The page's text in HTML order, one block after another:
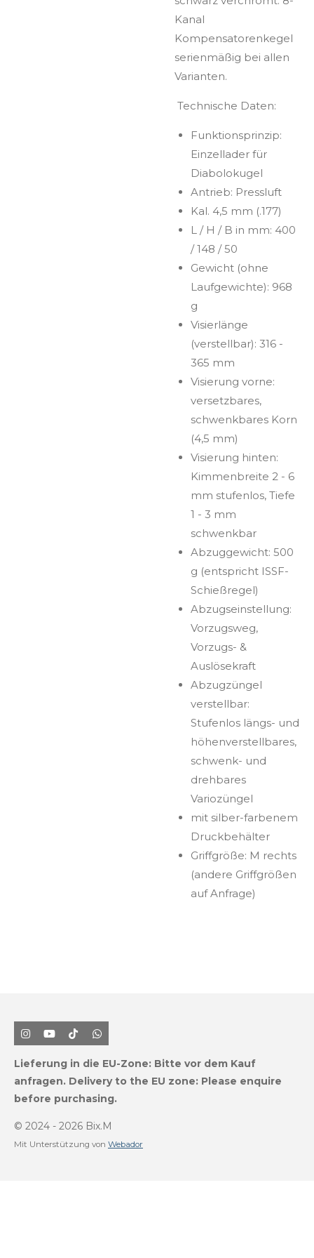
Kanal
Kompensatorenkegel
serienmäßig bei allen
Varianten.
Technische Daten:
Funktionsprinzip:
Einzellader für
Diabolokugel
Antrieb: Pressluft
Kal. 4,5 mm (.177)
L / H / B in mm: 400
/ 148 / 50
Gewicht (ohne
Laufgewichte): 968
g
Visierlänge
(verstellbar): 316 -
365 mm
Visierung vorne:
versetzbares,
schwenkbares Korn
(4,5 mm)
Visierung hinten:
Kimmenbreite 2 - 6
mm stufenlos, Tiefe
1 - 3 mm
schwenkbar
Abzuggewicht: 500
g (entspricht ISSF-
Schießregel)
Abzugseinstellung:
Vorzugsweg,
Vorzugs- &
Auslösekraft
Abzugzüngel
verstellbar:
Stufenlos längs- und
höhenverstellbares,
schwenk- und
drehbares
Variozüngel
mit silber-farbenem
Druckbehälter
Griffgröße: M rechts
(andere Griffgrößen
auf Anfrage)
I
n
t
a
r
m
Y
o
T
u
e
T
i
k
T
o
W
h
t
s
p
Lieferung in die EU-Zone: Bitte vor dem Kauf
anfragen. Delivery to the EU zone: Please enquire
before purchasing.
© 2024 - 2026 Bix.M
Mit Unterstützung von Webador